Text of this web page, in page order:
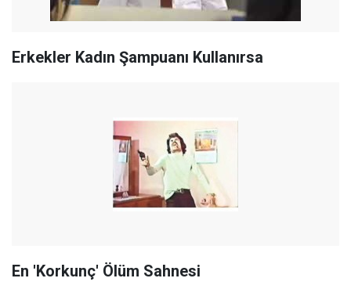
Erkekler Kadın Şampuanı Kullanırsa
En 'Korkunç' Ölüm Sahnesi